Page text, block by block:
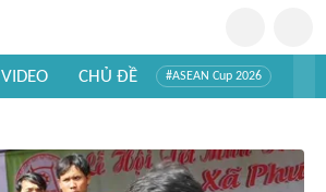
VIDEO CHỦ ĐỀ #ASEAN Cup 2026